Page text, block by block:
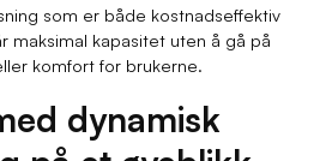
som er både kostnadseffektiv
maksimal kapasitet uten å gå på
komfort for brukerne.
dynamisk